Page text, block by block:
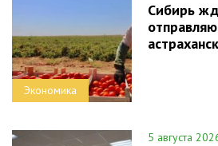
Экономика
Сибирь
5 августа